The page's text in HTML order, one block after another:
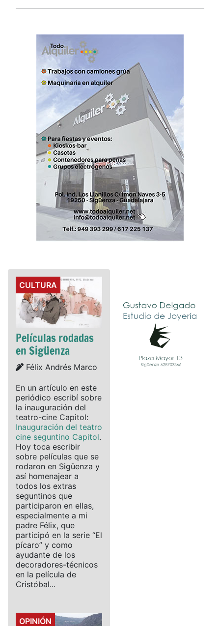
Details
CULTURA
Películas rodadas
en Sigüenza
Details
Félix Andrés Marco
En un artículo en este
periódico escribí sobre
la inauguración del
teatro-cine Capitol:
Inauguración del teatro
cine seguntino Capitol.
Hoy toca escribir
sobre películas que se
rodaron en Sigüenza y
así homenajear a
todos los extras
seguntinos que
participaron en ellas,
especialmente a mi
padre Félix, que
participó en la serie “El
pícaro” y como
ayudante de los
decoradores-técnicos
en la película de
Cristóbal...
Details
OPINIÓN